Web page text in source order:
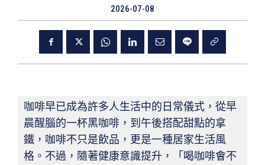
2026-07-08
咖啡早已成為許多人生活中的日常儀式，從早
晨醒腦的一杯黑咖啡，到午後搭配甜點的拿
鐵，咖啡不只是飲品，更是一種居家生活風
格。不過，隨著健康意識提升，「喝咖啡會不